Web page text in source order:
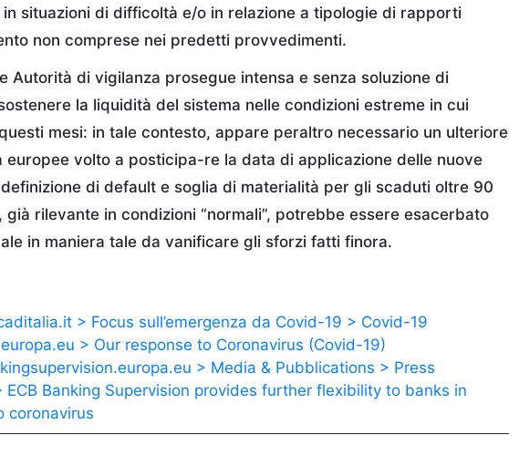
situazioni di difficoltà e/o in relazione a tipologie di rapporti
non comprese nei predetti provvedimenti.
Autorità di vigilanza prosegue intensa e senza soluzione di
la liquidità del sistema nelle condizioni estreme in cui
mesi: in tale contesto, appare peraltro necessario un ulteriore
europee volto a posticipa-re la data di applicazione delle nuove
di default e soglia di materialità per gli scaduti oltre 90
rilevante in condizioni “normali”, potrebbe essere esacerbato
in maniera tale da vanificare gli sforzi fatti finora.
> Focus sull’emergenza da Covid-19 > Covid-19
> Our response to Coronavirus (Covid-19)
> Media & Pubblications > Press
ECB Banking Supervision provides further flexibility to banks in
coronavirus